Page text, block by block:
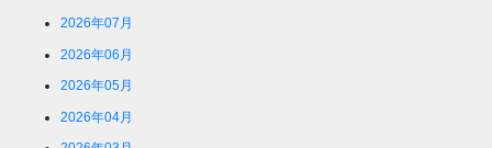
2026年07月
2026年06月
2026年05月
2026年04月